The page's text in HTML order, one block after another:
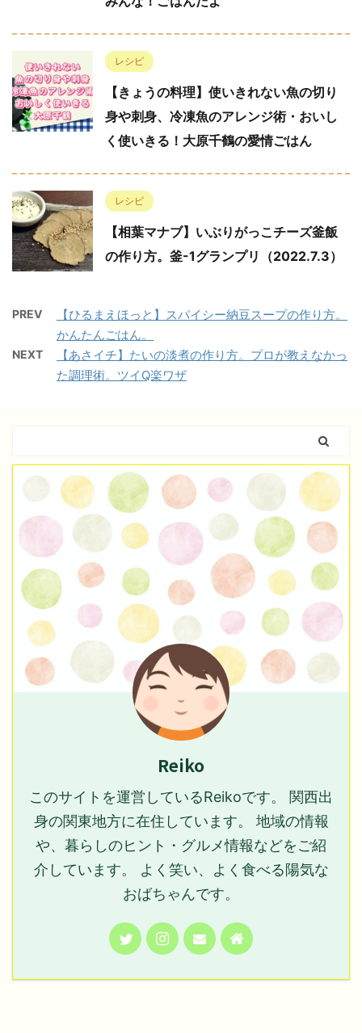
レシピ
【きょうの料理】使いきれない魚の切り
身や刺身、冷凍魚のアレンジ術・おいし
く使いきる！大原千鶴の愛情ごはん
レシピ
【相葉マナブ】いぶりがっこチーズ釜飯
の作り方。釜-1グランプリ（2022.7.3）
PREV
【ひるまえほっと】スパイシー納豆スープの作り方。
かんたんごはん。
NEXT
【あさイチ】たいの淡煮の作り方。プロが教えなかっ
た調理術。ツイQ楽ワザ
Reiko
このサイトを運営しているReikoです。 関西出
身の関東地方に在住しています。 地域の情報
や、暮らしのヒント・グルメ情報などをご紹
介しています。 よく笑い、よく食べる陽気な
おばちゃんです。